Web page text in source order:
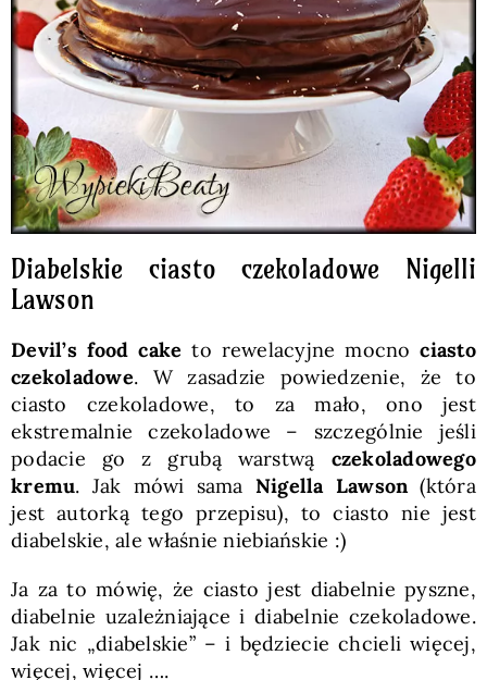
Diabelskie ciasto czekoladowe Nigelli
Lawson
Devil’s food cake to rewelacyjne mocnociasto
czekoladowe. W zasadzie powiedzenie, że to
ciasto czekoladowe, to za mało, ono jest
ekstremalnie czekoladowe – szczególnie jeśli
podacie go z grubą warstwą czekoladowego
kremu. Jak mówi sama Nigella Lawson(która
jest autorką tego przepisu), to ciasto nie jest
diabelskie, ale właśnie niebiańskie :)
Ja za to mówię, że ciasto jest diabelnie pyszne,
diabelnie uzależniające i diabelnie czekoladowe.
Jak nic „diabelskie” – i będziecie chcieli więcej,
więcej, więcej ….